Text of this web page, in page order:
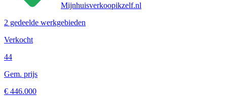
Mijnhuisverkoopikzelf.nl
2 gedeelde werkgebieden
Verkocht
44
Gem. prijs
€ 446.000